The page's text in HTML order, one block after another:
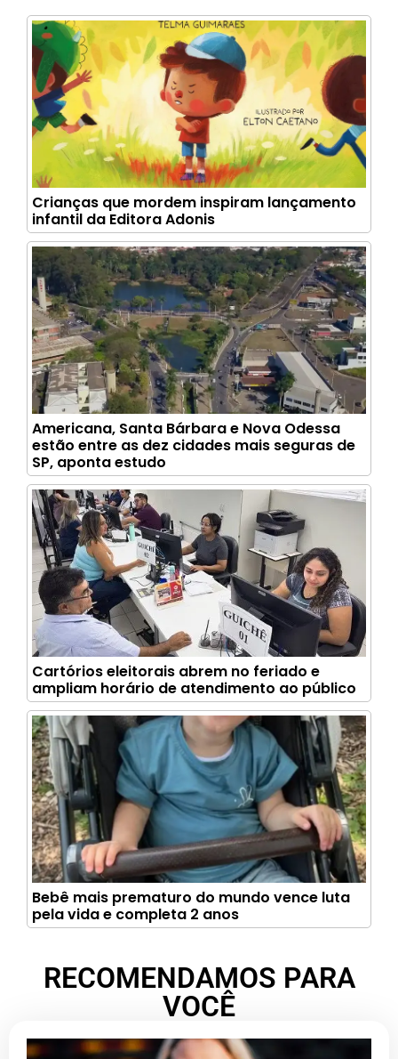
Crianças que mordem inspiram lançamento
infantil da Editora Adonis
Americana, Santa Bárbara e Nova Odessa
estão entre as dez cidades mais seguras de
SP, aponta estudo
Cartórios eleitorais abrem no feriado e
ampliam horário de atendimento ao público
Bebê mais prematuro do mundo vence luta
pela vida e completa 2 anos
RECOMENDAMOS PARA
VOCÊ